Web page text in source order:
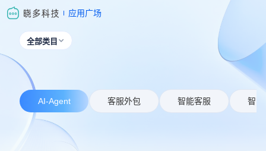
应用广场
全部类目 
AI-Agent 客服外包 智能客服 智能